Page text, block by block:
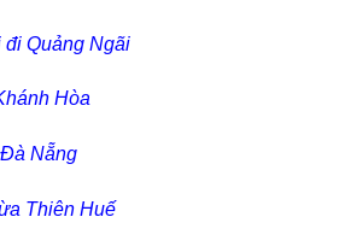
đi Quảng Ngãi
Hòa
Nẵng
Thiên Huế